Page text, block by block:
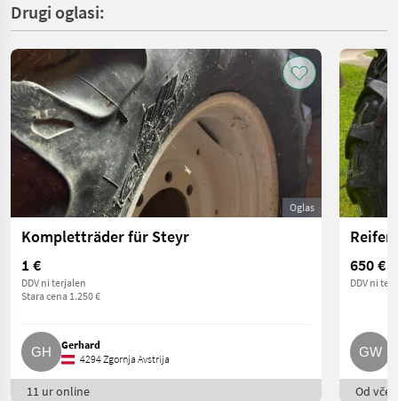
Drugi oglasi:
Oglas
Kompletträder für Steyr
1 €
DDV ni terjalen
Stara cena 1.250 €
Gerhard
4294 Zgornja Avstrija
11 ur online
650 €
DDV ni
Od